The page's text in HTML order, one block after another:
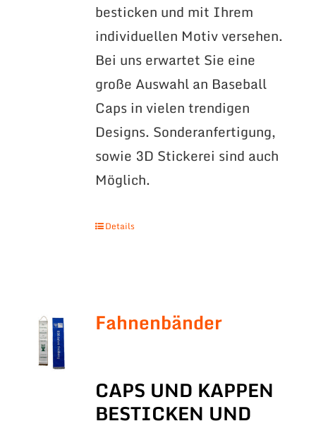
besticken und mit Ihrem
individuellen Motiv versehen.
Bei uns erwartet Sie eine
große Auswahl an Baseball
Caps in vielen trendigen
Designs. Sonderanfertigung,
sowie 3D Stickerei sind auch
Möglich.
Details
Fahnenbänder
CAPS UND KAPPEN
BESTICKEN UND